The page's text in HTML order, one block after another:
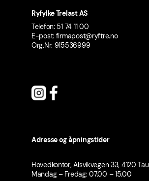
Ryfylke Trelast AS
Telefon: 51 74 11 00
E-post: firmapost@ryftre.no
Org.Nr: 915536999
Adresse og åpningstider
Hovedkontor, Alsvikvegen 33, 4120 Tau
Mandag – Fredag: 07.00 – 15.00